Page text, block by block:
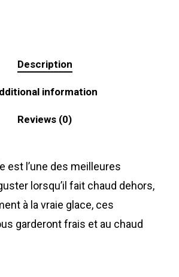
Description
information
Reviews (0)
est l’une des meilleures
lorsqu’il fait chaud dehors,
à la vraie glace, ces
garderont frais et au chaud